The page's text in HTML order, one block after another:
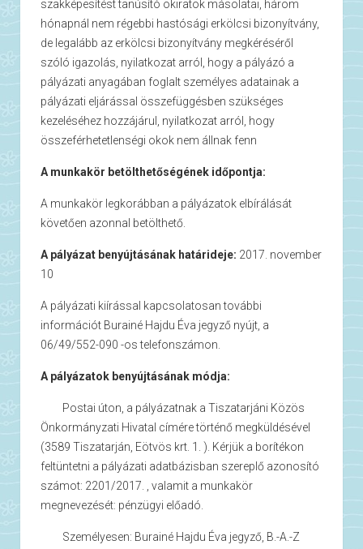
szakképesítést tanúsító okiratok másolatai, három
hónapnál nem régebbi hastósági erkölcsi bizonyítvány,
de legalább az erkölcsi bizonyítvány megkéréséről
szóló igazolás, nyilatkozat arról, hogy a pályázó a
pályázati anyagában foglalt személyes adatainak a
pályázati eljárással összefüggésben szükséges
kezeléséhez hozzájárul, nyilatkozat arról, hogy
összeférhetetlenségi okok nem állnak fenn
A munkakör betölthetőségének időpontja:
A munkakör legkorábban a pályázatok elbírálását
követően azonnal betölthető.
A pályázat benyújtásának határideje: 2017. november
10
A pályázati kiírással kapcsolatosan további
információt Burainé Hajdu Éva jegyző nyújt, a
06/49/552-090 -os telefonszámon.
A pályázatok benyújtásának módja:
 Postai úton, a pályázatnak a Tiszatarjáni Közös
Önkormányzati Hivatal címére történő megküldésével
(3589 Tiszatarján, Eötvös krt. 1. ). Kérjük a borítékon
feltüntetni a pályázati adatbázisban szereplő azonosító
számot: 2201/2017. , valamit a munkakör
megnevezését: pénzügyi előadó.
 Személyesen: Burainé Hajdu Éva jegyző, B.-A.-Z